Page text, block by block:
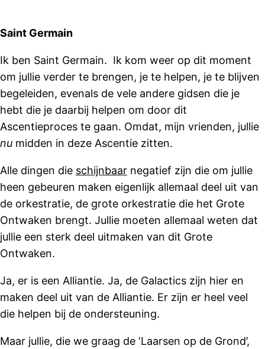
Saint Germain
Ik ben Saint Germain. Ik kom weer op dit moment
om jullie verder te brengen, je te helpen, je te blijven
begeleiden, evenals de vele andere gidsen die je
hebt die je daarbij helpen om door dit
Ascentieproces te gaan. Omdat, mijn vrienden, jullie
nu midden in deze Ascentie zitten.
Alle dingen die schijnbaar negatief zijn die om jullie
heen gebeuren maken eigenlijk allemaal deel uit van
de orkestratie, de grote orkestratie die het Grote
Ontwaken brengt. Jullie moeten allemaal weten dat
jullie een sterk deel uitmaken van dit Grote
Ontwaken.
Ja, er is een Alliantie. Ja, de Galactics zijn hier en
maken deel uit van de Alliantie. Er zijn er heel veel
die helpen bij de ondersteuning.
Maar jullie, die we graag de ‘Laarsen op de Grond’,